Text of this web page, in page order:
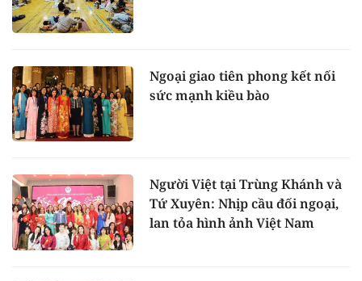
Ngoại giao tiên phong kết nối
sức mạnh kiều bào
Người Việt tại Trùng Khánh và
Tứ Xuyên: Nhịp cầu đối ngoại,
lan tỏa hình ảnh Việt Nam